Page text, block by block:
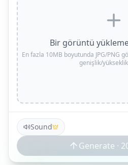
Bir görüntü
En fazla 10MB boyutunda JPG/PNG
genişlik/
Sound
Generate ·